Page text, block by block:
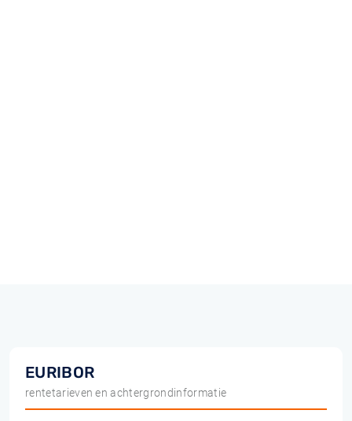
EURIBOR
rentetarieven en achtergrondinformatie